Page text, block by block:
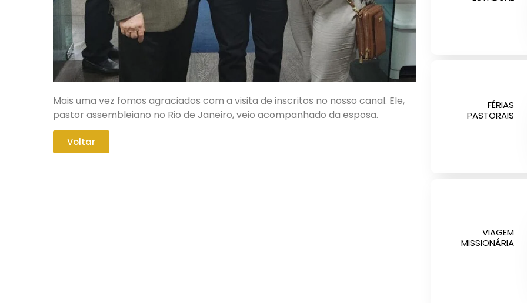
Mais uma vez fomos agraciados com a visita de inscritos no nosso canal. Ele,
pastor assembleiano no Rio de Janeiro, veio acompanhado da esposa.
Voltar
FÉRIAS
PASTORAIS
VIAGEM
MISSIONÁRIA